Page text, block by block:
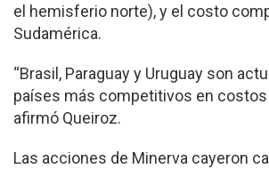
el hemisferio norte), y el costo
Sudamérica.
“Brasil, Paraguay y Uruguay son
países más competitivos en costos
afirmó Queiroz.
Las acciones de Minerva cayeron